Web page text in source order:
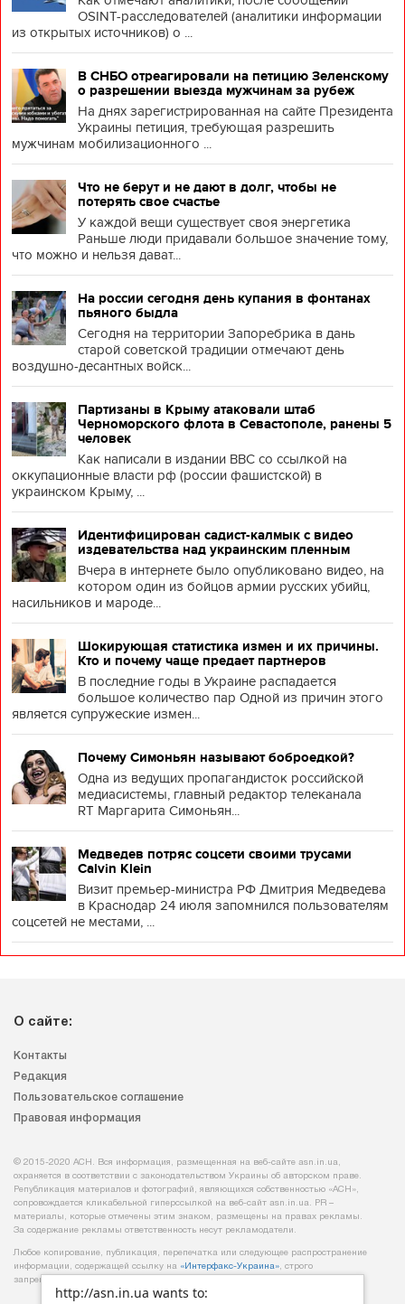
http://asn.in.ua wants to:
OSINT-расследователей (аналитики информации
из открытых источников) о ...
В СНБО отреагировали на петицию Зеленскому
о разрешении выезда мужчинам за рубеж
На днях зарегистрированная на сайте Президента
Украины петиция, требующая разрешить
мужчинам мобилизационного ...
Что не берут и не дают в долг, чтобы не
потерять свое счастье
У каждой вещи существует своя энергетика
Раньше люди придавали большое значение тому,
что можно и нельзя дават...
На россии сегодня день купания в фонтанах
пьяного быдла
Сегодня на территории Запоребрика в дань
старой советской традиции отмечают день
воздушно-десантных войск...
Партизаны в Крыму атаковали штаб
Черноморского флота в Севастополе, ранены 5
человек
Как написали в издании BBC со ссылкой на
оккупационные власти рф (россии фашистской) в
украинском Крыму, ...
Идентифицирован садист-калмык с видео
издевательства над украинским пленным
Вчера в интернете было опубликовано видео, на
котором один из бойцов армии русских убийц,
насильников и мароде...
Шокирующая статистика измен и их причины.
Кто и почему чаще предает партнеров
В последние годы в Украине распадается
большое количество пар Одной из причин этого
является супружеские измен...
Почему Симоньян называют боброедкой?
Одна из ведущих пропагандисток российской
медиасистемы, главный редактор телеканала
RT Маргарита Симоньян...
Медведев потряс соцсети своими трусами
Calvin Klein
Визит премьер-министра РФ Дмитрия Медведева
в Краснодар 24 июля запомнился пользователям
соцсетей не местами, ...
О сайте:
Контакты
Редакция
Пользовательское соглашение
Правовая информация
© 2015-2020 АСН. Вся информация, размещенная на веб-сайте asn.in.ua,
охраняется в соответствии с законодательством Украины об авторском праве.
Републикация материалов и фотографий, являющихся собственностью «АСН»,
сопровождается кликабельной гиперссылкой на веб-сайт asn.іn.ua. PR –
материалы, которые отмечены этим знаком, размещены на правах рекламы.
За содержание рекламы ответственность несут рекламодатели.
Любое копирование, публикация, перепечатка или следующее распространение
информации, содержащей ссылку на «Интерфакс-Украина», строго
запрещается.